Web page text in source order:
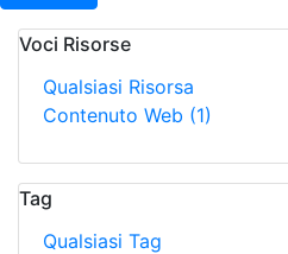
Voci Risorse
Qualsiasi Risorsa
Contenuto Web (1)
Tag
Qualsiasi Tag